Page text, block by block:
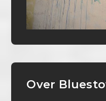
Over